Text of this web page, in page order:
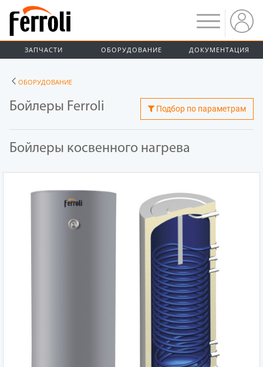
ЗАПЧАСТИ ОБОРУДОВАНИЕ ДОКУМЕНТАЦИЯ
ОБОРУДОВАНИЕ
Бойлеры Ferroli Подбор по параметрам
Бойлеры косвенного нагрева